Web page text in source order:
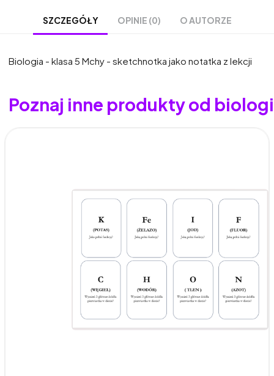
SZCZEGÓŁY OPINIE (0) O AUTORZE
Biologia - klasa 5 Mchy - sketchnotka jako notatka z lekcji
Poznaj inne produkty od